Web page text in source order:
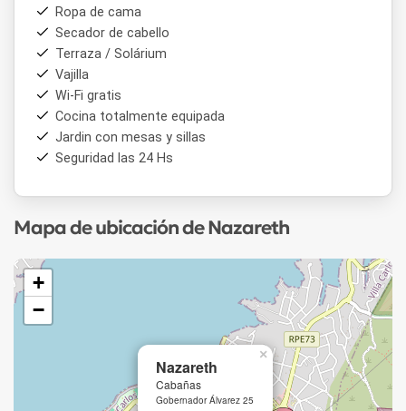
Ropa de cama
Secador de cabello
Terraza / Solárium
Vajilla
Wi-Fi gratis
Cocina totalmente equipada
Jardin con mesas y sillas
Seguridad las 24 Hs
Mapa de ubicación de Nazareth
Nazareth
Cabañas
Gobernador Álvarez 25
×
+
−